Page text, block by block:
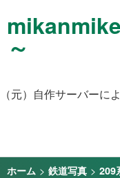
～
（元）自作サーバーに
ホーム > 鉄道写真 > 209